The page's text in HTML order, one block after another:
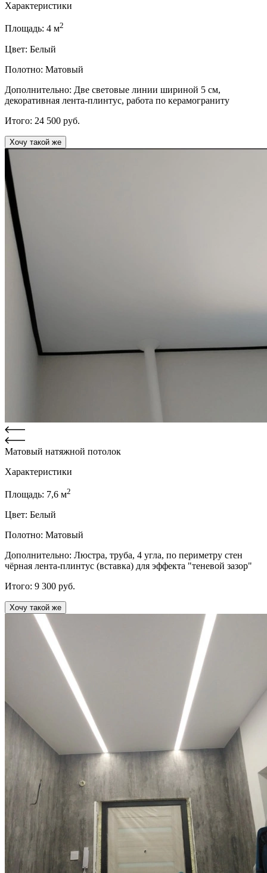
Характеристики
Площадь: 4 м2
Цвет: Белый
Полотно: Матовый
Дополнительно: Две световые линии шириной 5 см,
декоративная лента-плинтус, работа по керамограниту
Итого: 24 500 руб.
Хочу такой же
Матовый натяжной потолок
Характеристики
Площадь: 7,6 м2
Цвет: Белый
Полотно: Матовый
Дополнительно: Люстра, труба, 4 угла, по периметру стен
чёрная лента-плинтус (вставка) для эффекта "теневой зазор"
Итого: 9 300 руб.
Хочу такой же